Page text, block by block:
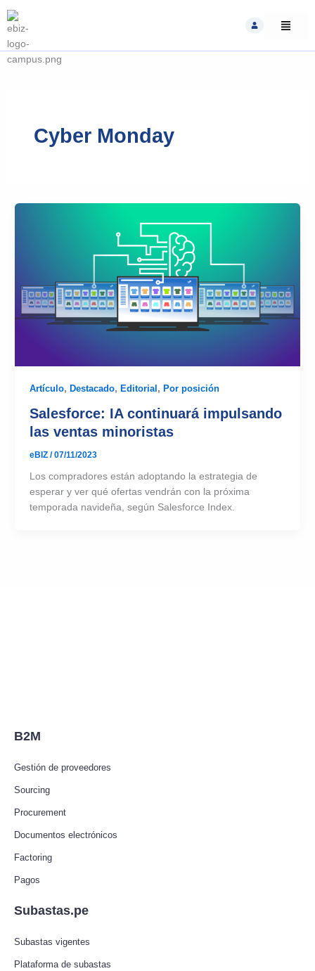
to
content
Cyber Monday
Artículo, Destacado, Editorial, Por posición
Salesforce: IA continuará impulsando
las ventas minoristas
eBIZ /07/11/2023
Los compradores están adoptando la estrategia de
esperar y ver qué ofertas vendrán con la próxima
temporada navideña, según Salesforce Index.
B2M
Gestión de proveedores
Sourcing
Procurement
Documentos electrónicos
Factoring
Pagos
Subastas.pe
Subastas vigentes
Plataforma de subastas